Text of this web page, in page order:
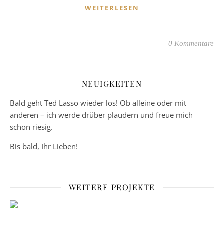
WEITERLESEN
0 Kommentare
NEUIGKEITEN
Bald geht Ted Lasso wieder los! Ob alleine oder mit
anderen – ich werde drüber plaudern und freue mich
schon riesig.
Bis bald, Ihr Lieben!
WEITERE PROJEKTE